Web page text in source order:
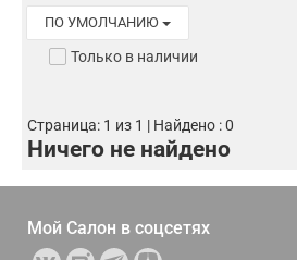
ПО УМОЛЧАНИЮ
Только в наличии
Страница: 1 из 1 | Найдено : 0
Ничего не найдено
Мой Салон в соцсетях